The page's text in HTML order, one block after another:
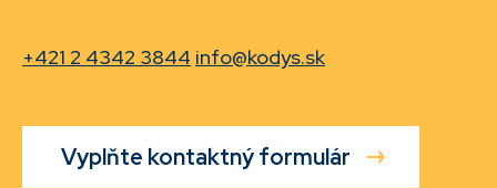
+421 2 4342 3844 info@kodys.sk
Vyplňte kontaktný formulár